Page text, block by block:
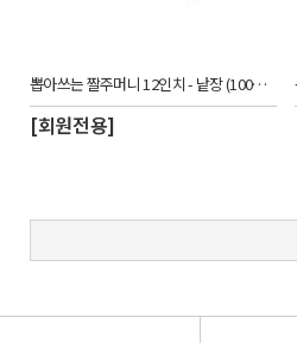
뽑아쓰는 짤주머니 12인치 - 낱장 (100장)_CUW
[회원전용]